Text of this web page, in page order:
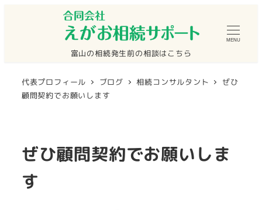
富山の相続発生前の相談はこちら
MENU
代表プロフィール ブログ 相続コンサルタント
ぜひ
顧問契約でお願いします
ぜひ顧問契約でお願いしま
す